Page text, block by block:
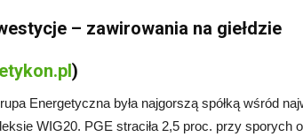
– zawirowania na giełdzie
)
Energetyczna była najgorszą spółką wśród
WIG20. PGE straciła 2,5 proc. przy sporych